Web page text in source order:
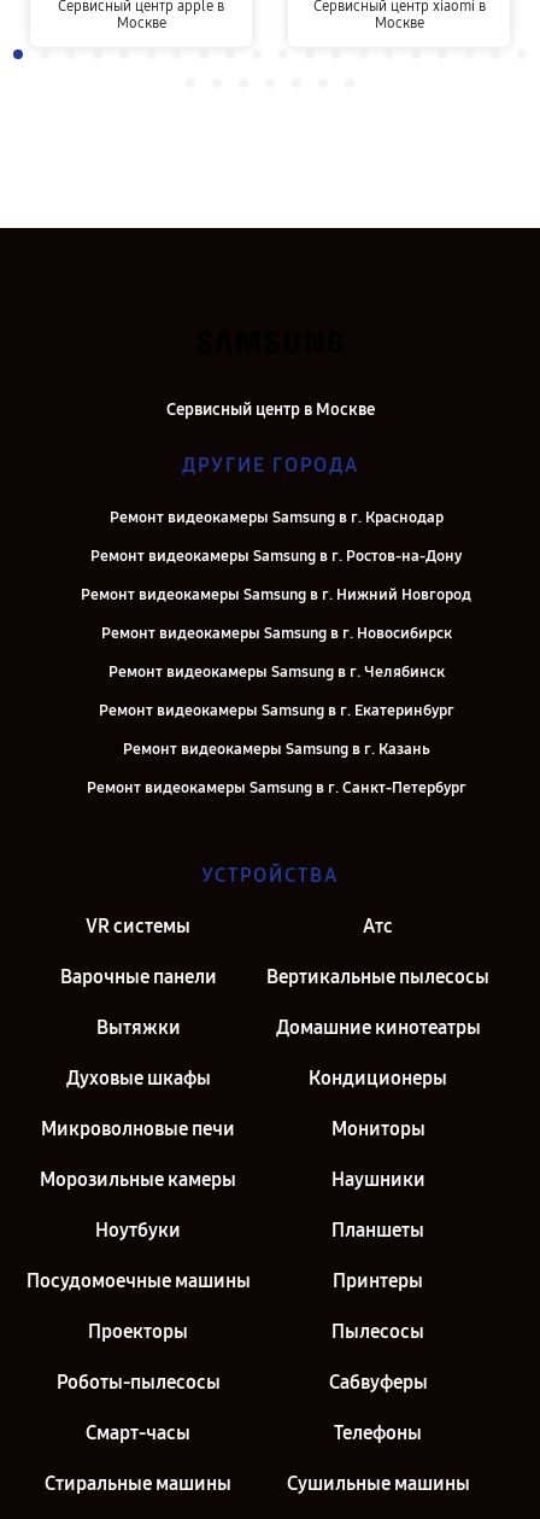
Сервисный центр apple в
Москве
Сервисный центр xiaomi в
Москве
Сервисный центр в Москве
ДРУГИЕ ГОРОДА
Ремонт видеокамеры Samsung в г. Краснодар
Ремонт видеокамеры Samsung в г. Ростов-на-Дону
Ремонт видеокамеры Samsung в г. Нижний Новгород
Ремонт видеокамеры Samsung в г. Новосибирск
Ремонт видеокамеры Samsung в г. Челябинск
Ремонт видеокамеры Samsung в г. Екатеринбург
Ремонт видеокамеры Samsung в г. Казань
Ремонт видеокамеры Samsung в г. Санкт-Петербург
УСТРОЙСТВА
VR системы Атс
Варочные панели Вертикальные пылесосы
Вытяжки Домашние кинотеатры
Духовые шкафы Кондиционеры
Микроволновые печи Мониторы
Морозильные камеры Наушники
Ноутбуки Планшеты
Посудомоечные машины Принтеры
Проекторы Пылесосы
Роботы-пылесосы Сабвуферы
Смарт-часы Телефоны
Стиральные машины Сушильные машины